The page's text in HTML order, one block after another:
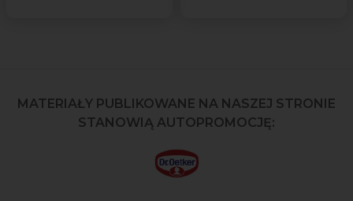
MATERIAŁY PUBLIKOWANE NA NASZEJ STRONIE
STANOWIĄ AUTOPROMOCJĘ: